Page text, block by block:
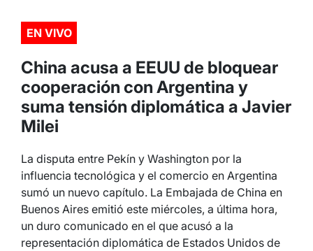
EN VIVO
China acusa a EEUU de bloquear
cooperación con Argentina y
suma tensión diplomática a Javier
Milei
La disputa entre Pekín y Washington por la
influencia tecnológica y el comercio en Argentina
sumó un nuevo capítulo. La Embajada de China en
Buenos Aires emitió este miércoles, a última hora,
un duro comunicado en el que acusó a la
representación diplomática de Estados Unidos de